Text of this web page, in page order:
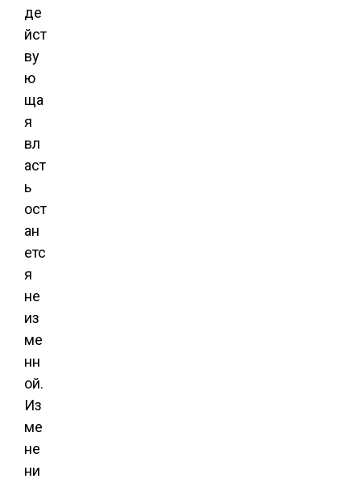
де
йст
ву
ю
ща
я
вл
аст
ь
ост
ан
етс
я
не
из
ме
нн
ой.
Из
ме
не
ни